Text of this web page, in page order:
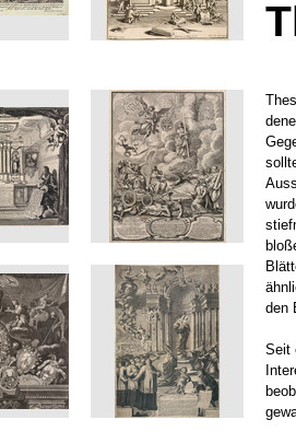
den
Seit